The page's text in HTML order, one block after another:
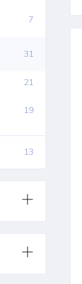
7
31
21
19
13